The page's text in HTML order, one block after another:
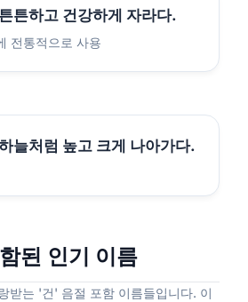
튼하고 건강하게 자라다.
전통적으로 사용
늘처럼 높고 크게 나아가다.
된 인기 이름
받는 '건' 음절 포함 이름들입니다. 이